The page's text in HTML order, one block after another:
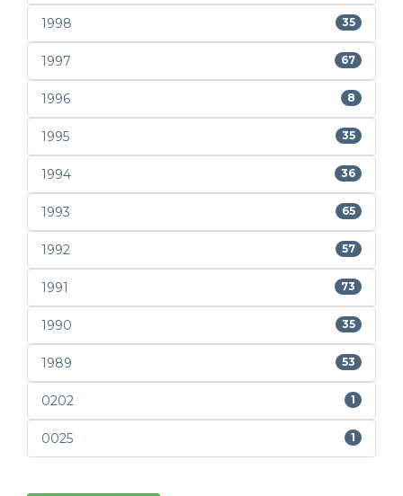
1998 35
1997 67
1996 8
1995 35
1994 36
1993 65
1992 57
1991 73
1990 35
1989 53
0202 1
0025 1